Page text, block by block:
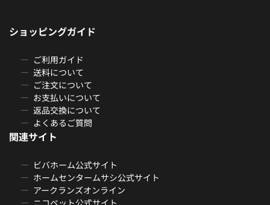
ショッピングガイド
ご利用ガイド
送料について
ご注文について
お支払いについて
返品交換について
よくあるご質問
関連サイト
ビバホーム公式サイト
ホームセンタームサシ公式サイト
アークランズオンライン
ニコペット公式サイト